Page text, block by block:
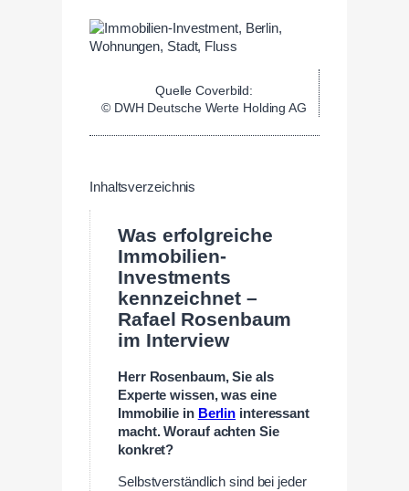
Quelle Coverbild:
© DWH Deutsche Werte Holding AG
Inhaltsverzeichnis
Was erfolgreiche
Immobilien-
Investments
kennzeichnet –
Rafael Rosenbaum
im Interview
Herr Rosenbaum, Sie als
Experte wissen, was eine
Immobilie in Berlin interessant
macht. Worauf achten Sie
konkret?
Selbstverständlich sind bei jeder